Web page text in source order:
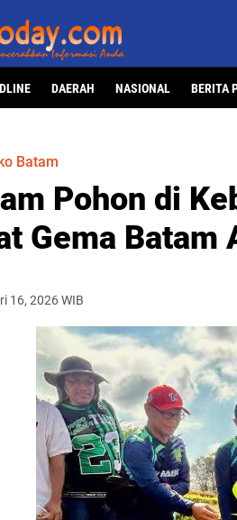
DAERAH NASIONAL BERITA
Batam
Pohon di
Gema Batam
16, 2026 WIB